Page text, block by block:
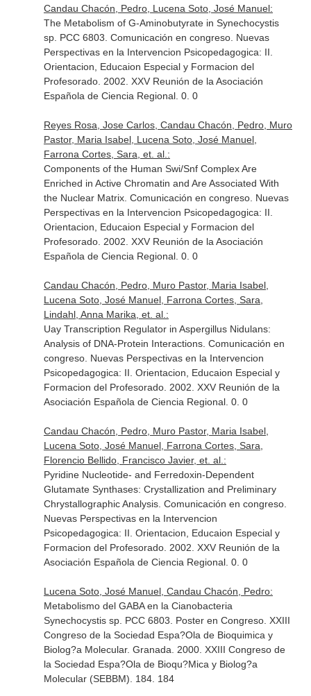
Candau Chacón, Pedro, Lucena Soto, José Manuel:
The Metabolism of G-Aminobutyrate in Synechocystis
sp. PCC 6803. Comunicación en congreso. Nuevas
Perspectivas en la Intervencion Psicopedagogica: II.
Orientacion, Educaion Especial y Formacion del
Profesorado. 2002. XXV Reunión de la Asociación
Española de Ciencia Regional. 0. 0
Reyes Rosa, Jose Carlos, Candau Chacón, Pedro, Muro
Pastor, Maria Isabel, Lucena Soto, José Manuel,
Farrona Cortes, Sara, et. al.:
Components of the Human Swi/Snf Complex Are
Enriched in Active Chromatin and Are Associated With
the Nuclear Matrix. Comunicación en congreso. Nuevas
Perspectivas en la Intervencion Psicopedagogica: II.
Orientacion, Educaion Especial y Formacion del
Profesorado. 2002. XXV Reunión de la Asociación
Española de Ciencia Regional. 0. 0
Candau Chacón, Pedro, Muro Pastor, Maria Isabel,
Lucena Soto, José Manuel, Farrona Cortes, Sara,
Lindahl, Anna Marika, et. al.:
Uay Transcription Regulator in Aspergillus Nidulans:
Analysis of DNA-Protein Interactions. Comunicación en
congreso. Nuevas Perspectivas en la Intervencion
Psicopedagogica: II. Orientacion, Educaion Especial y
Formacion del Profesorado. 2002. XXV Reunión de la
Asociación Española de Ciencia Regional. 0. 0
Candau Chacón, Pedro, Muro Pastor, Maria Isabel,
Lucena Soto, José Manuel, Farrona Cortes, Sara,
Florencio Bellido, Francisco Javier, et. al.:
Pyridine Nucleotide- and Ferredoxin-Dependent
Glutamate Synthases: Crystallization and Preliminary
Chrystallographic Analysis. Comunicación en congreso.
Nuevas Perspectivas en la Intervencion
Psicopedagogica: II. Orientacion, Educaion Especial y
Formacion del Profesorado. 2002. XXV Reunión de la
Asociación Española de Ciencia Regional. 0. 0
Lucena Soto, José Manuel, Candau Chacón, Pedro:
Metabolismo del GABA en la Cianobacteria
Synechocystis sp. PCC 6803. Poster en Congreso. XXIII
Congreso de la Sociedad Espa?Ola de Bioquimica y
Biolog?a Molecular. Granada. 2000. XXIII Congreso de
la Sociedad Espa?Ola de Bioqu?Mica y Biolog?a
Molecular (SEBBM). 184. 184